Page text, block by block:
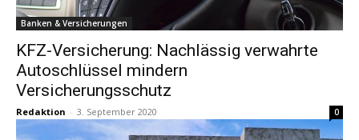
Banken & Versicherungen
KFZ-Versicherung: Nachlässig verwahrte
Autoschlüssel mindern
Versicherungsschutz
Redaktion - 3. September 2020 0